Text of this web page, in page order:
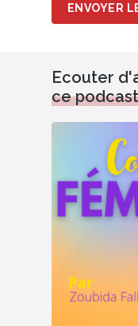
ENVOYER
Ecouter
ce